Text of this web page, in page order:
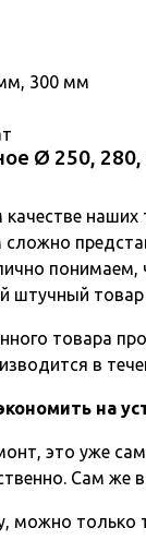
300 мм
Ø 250,
понимаем,
штучный
товара
в
на
это уже
Сам же
можно только